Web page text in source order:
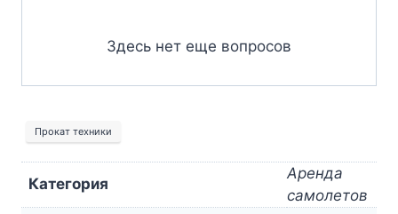
Здесь нет еще вопросов
Прокат техники
Категория
Аренда
самолетов